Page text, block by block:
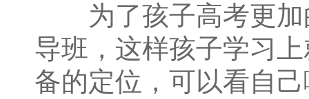
为了孩子高考更加
导班，这样孩子学习
备的定位，可以看自